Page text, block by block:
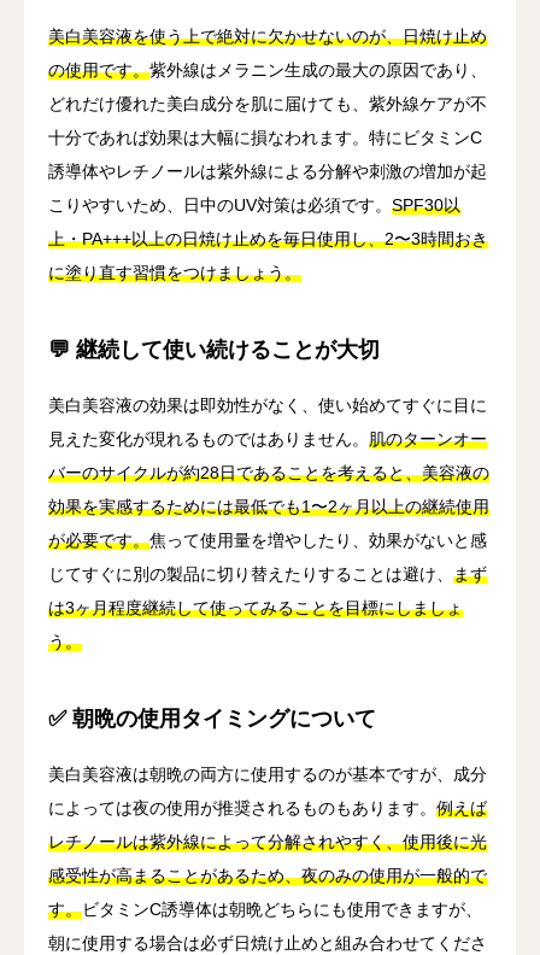
美白美容液を使う上で絶対に欠かせないのが、日焼け止め
の使用です。紫外線はメラニン生成の最大の原因であり、
どれだけ優れた美白成分を肌に届けても、紫外線ケアが不
十分であれば効果は大幅に損なわれます。特にビタミンC
誘導体やレチノールは紫外線による分解や刺激の増加が起
こりやすいため、日中のUV対策は必須です。 SPF30以
上・PA+++以上の日焼け止めを毎日使用し、2〜3時間おき
に塗り直す習慣をつけましょう。
💬 継続して使い続けることが大切
美白美容液の効果は即効性がなく、使い始めてすぐに目に
見えた変化が現れるものではありません。 肌のターンオー
バーのサイクルが約28日であることを考えると、美容液の
効果を実感するためには最低でも1〜2ヶ月以上の継続使用
が必要です。焦って使用量を増やしたり、効果がないと感
じてすぐに別の製品に切り替えたりすることは避け、 まず
は3ヶ月程度継続して使ってみることを目標にしましょ
う。
✅ 朝晩の使用タイミングについて
美白美容液は朝晩の両方に使用するのが基本ですが、成分
によっては夜の使用が推奨されるものもあります。 例えば
レチノールは紫外線によって分解されやすく、使用後に光
感受性が高まることがあるため、夜のみの使用が一般的で
す。ビタミンC誘導体は朝晩どちらにも使用できますが、
朝に使用する場合は必ず日焼け止めと組み合わせてくださ